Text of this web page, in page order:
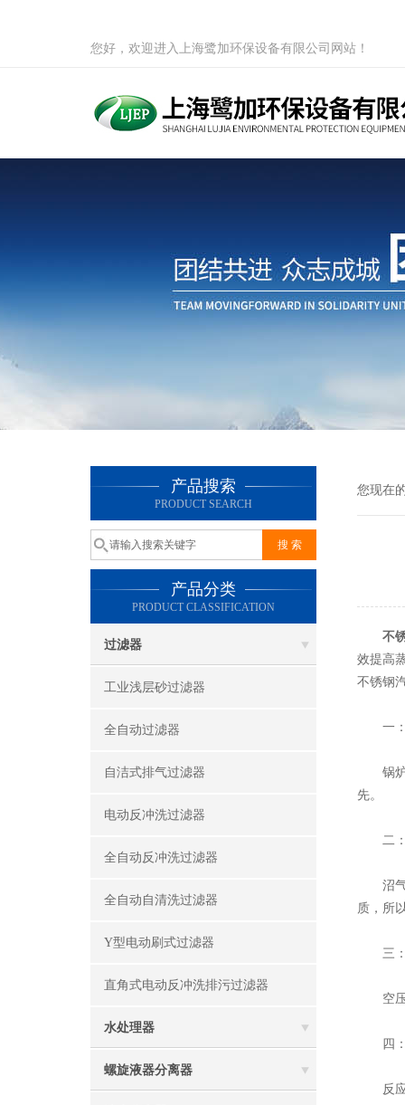
您好，欢迎进入上海鹭加环保设备有限公司网站！
产品搜索
PRODUCT SEARCH
产品分类
PRODUCT CLASSIFICATION
过滤器
工业浅层砂过滤器
全自动过滤器
自洁式排气过滤器
电动反冲洗过滤器
全自动反冲洗过滤器
全自动自清洗过滤器
Y型电动刷式过滤器
直角式电动反冲洗排污过滤器
水处理器
螺旋液器分离器
您现在
不
效提高
不锈钢
一：
锅炉
先。
二：
沼气
质，所
三：
空压
四：
反应